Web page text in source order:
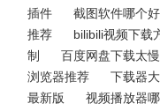
插件
截图软件哪个
推荐
bilibili视频下载
制
百度网盘下载太慢
浏览器推荐
下载器
最新版
视频播放器